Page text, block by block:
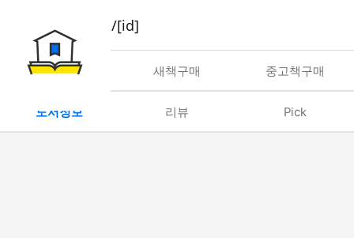
book/rent/[id]
대여 새책구매 중고책구매
도서정보 리뷰 Pick